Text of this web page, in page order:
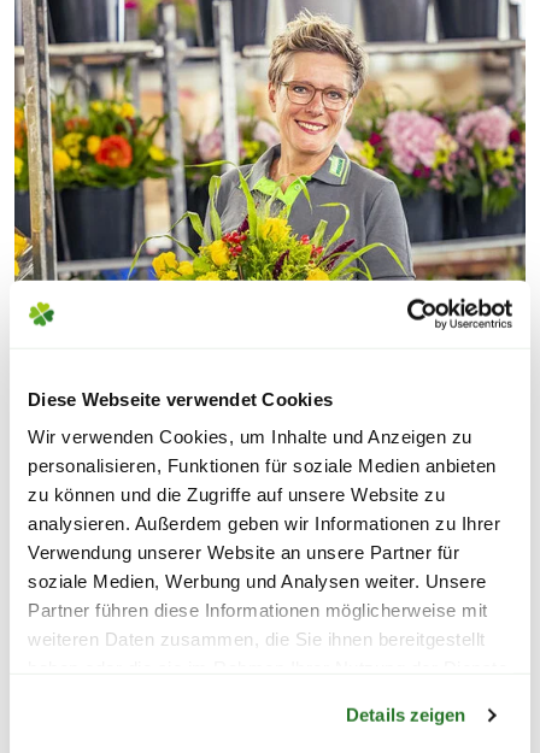
Diese Webseite verwendet Cookies
Wir verwenden Cookies, um Inhalte und Anzeigen zu
personalisieren, Funktionen für soziale Medien anbieten
zu können und die Zugriffe auf unsere Website zu
analysieren. Außerdem geben wir Informationen zu Ihrer
Verwendung unserer Website an unsere Partner für
soziale Medien, Werbung und Analysen weiter. Unsere
Partner führen diese Informationen möglicherweise mit
weiteren Daten zusammen, die Sie ihnen bereitgestellt
Details zeigen
VERSENDE DEINE
BLUMEN SICHER
BLUMEN-RISSE-QUALITÄT
Unsere Sträuße werden mit frischen Blumen
und so schnell wie möglich versendet. Damit